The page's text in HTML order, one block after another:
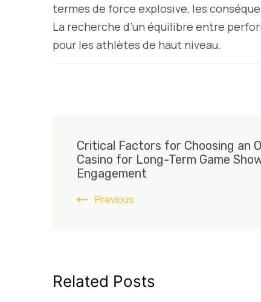
termes de force explosive, les
La recherche d’un équilibre entre
pour les athlètes de haut niveau.
Navigation
Critical Factors for Choosing an
Casino for Long-Term Game
Engagement
Previous
Related Posts